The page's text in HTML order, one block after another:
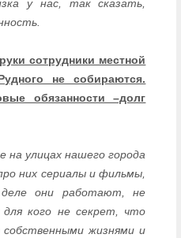
у нас, так сказать,
сотрудники местной
не собираются.
обязанности –долг
улицах нашего города
них сериалы и фильмы,
они работают, не
кого не секрет, что
собственными жизнями и